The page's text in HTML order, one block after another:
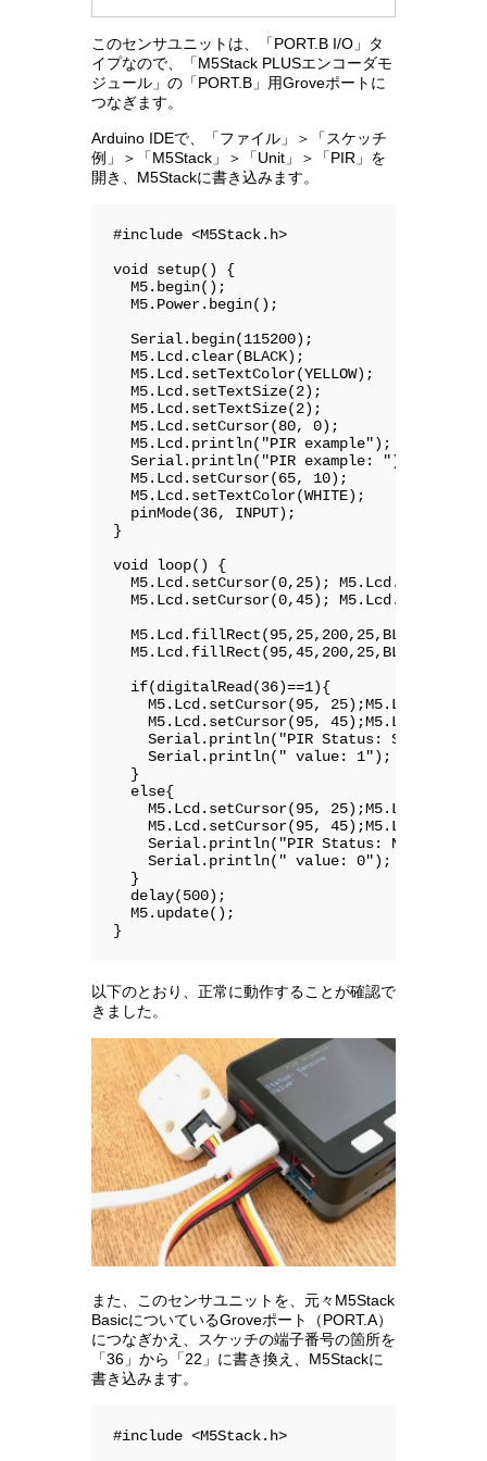
このセンサユニットは、「PORT.B I/O」タ
イプなので、「M5Stack PLUSエンコーダモ
ジュール」の「PORT.B」用Groveポートに
つなぎます。
Arduino IDEで、「ファイル」＞「スケッチ
例」＞「M5Stack」＞「Unit」＞「PIR」を
開き、M5Stackに書き込みます。
#include <M5Stack.h>
void setup() {
  M5.begin();
  M5.Power.begin();
  Serial.begin(115200);
  M5.Lcd.clear(BLACK);
  M5.Lcd.setTextColor(YELLOW);
  M5.Lcd.setTextSize(2);
  M5.Lcd.setTextSize(2);
  M5.Lcd.setCursor(80, 0);
  M5.Lcd.println("PIR example");
  Serial.println("PIR example: ");
  M5.Lcd.setCursor(65, 10);
  M5.Lcd.setTextColor(WHITE);
  pinMode(36, INPUT);
}
void loop() {
M5.Lcd.setCursor(0,25);
M5.Lcd.setCursor(0,45);
  M5.Lcd.fillRect(95,25,200,25,BLACK);
  M5.Lcd.fillRect(95,45,200,25,BLACK);
  if(digitalRead(36)==1){
M5.Lcd.setCursor(95,
M5.Lcd.setCursor(95,
    Serial.println("PIR Status: Sensing");
    Serial.println(" value: 1");
  }
  else{
M5.Lcd.setCursor(95,
M5.Lcd.setCursor(95,
Serial.println("PIR Status: Not
    Serial.println(" value: 0");
  }
  delay(500);
  M5.update();
}
以下のとおり、正常に動作することが確認で
きました。
また、このセンサユニットを、元々M5Stack
BasicについているGroveポート（PORT.A）
につなぎかえ、スケッチの端子番号の箇所を
「36」から「22」に書き換え、M5Stackに
書き込みます。
#include <M5Stack.h>